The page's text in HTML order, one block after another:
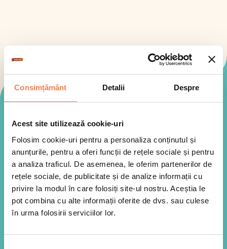
Consimțământ Detalii Despre
Acest site utilizează cookie-uri
Folosim cookie-uri pentru a personaliza conținutul și
anunțurile, pentru a oferi funcții de rețele sociale și pentru
a analiza traficul. De asemenea, le oferim partenerilor de
rețele sociale, de publicitate și de analize informații cu
privire la modul în care folosiți site-ul nostru. Aceștia le
pot combina cu alte informații oferite de dvs. sau culese
în urma folosirii serviciilor lor.
Mod de preparare